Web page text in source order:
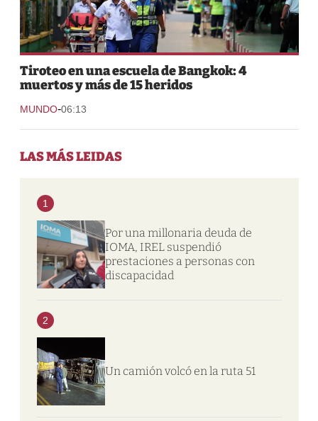
Tiroteo en una escuela de Bangkok: 4
muertos y más de 15 heridos
MUNDO-06:13
LAS MÁS LEIDAS
1
Por una millonaria deuda de
IOMA, IREL suspendió
prestaciones a personas con
discapacidad
2
Un camión volcó en la ruta 51